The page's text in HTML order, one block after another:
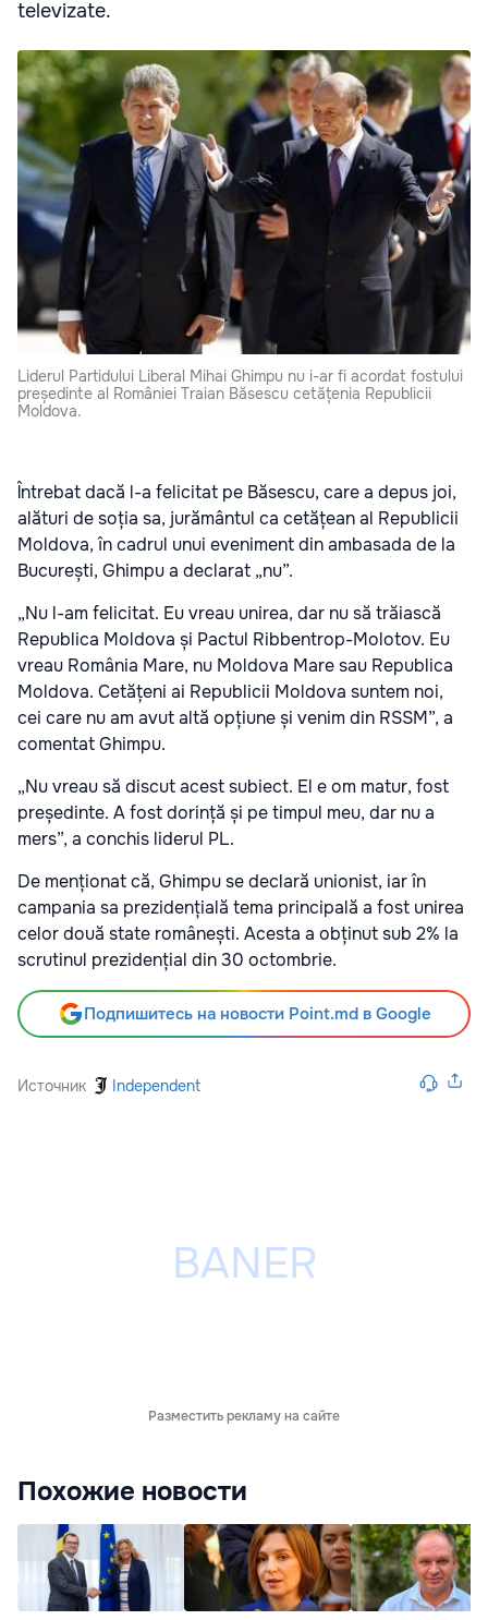
televizate.
Liderul Partidului Liberal Mihai Ghimpu nu i-ar fi acordat fostului
președinte al României Traian Băsescu cetățenia Republicii
Moldova.
Întrebat dacă l-a felicitat pe Băsescu, care a depus joi,
alături de soția sa, jurământul ca cetățean al Republicii
Moldova, în cadrul unui eveniment din ambasada de la
București, Ghimpu a declarat „nu”.
„Nu l-am felicitat. Eu vreau unirea, dar nu să trăiască
Republica Moldova și Pactul Ribbentrop-Molotov. Eu
vreau România Mare, nu Moldova Mare sau Republica
Moldova. Cetățeni ai Republicii Moldova suntem noi,
cei care nu am avut altă opțiune și venim din RSSM”, a
comentat Ghimpu.
„Nu vreau să discut acest subiect. El e om matur, fost
președinte. A fost dorință și pe timpul meu, dar nu a
mers”, a conchis liderul PL.
De menționat că, Ghimpu se declară unionist, iar în
campania sa prezidențială tema principală a fost unirea
celor două state românești. Acesta a obținut sub 2% la
scrutinul prezidențial din 30 octombrie.
Подпишитесь на новости Point.md в Google
Источник Independent
Разместить рекламу на сайте
Похожие новости